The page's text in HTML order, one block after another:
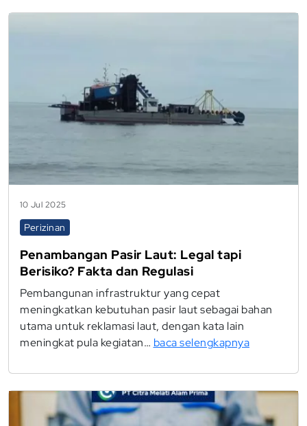
10 Jul 2025
Perizinan
Penambangan Pasir Laut: Legal tapi
Berisiko? Fakta dan Regulasi
Pembangunan infrastruktur yang cepat
meningkatkan kebutuhan pasir laut sebagai bahan
utama untuk reklamasi laut, dengan kata lain
meningkat pula kegiatan… baca selengkapnya